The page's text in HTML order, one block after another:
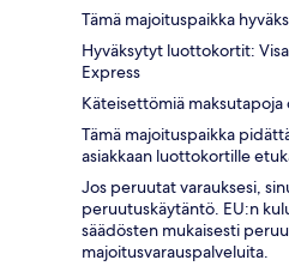
Tämä majoituspaikka
Hyväksytyt luottokortit:
Express
Käteisettömiä maksutapoja
Tämä majoituspaikka
asiakkaan luottokortille
Jos peruutat varauksesi,
peruutuskäytäntö. EU:n
säädösten mukaisesti
majoitusvarauspalveluita.